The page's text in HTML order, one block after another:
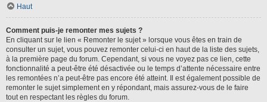
Haut
Comment puis-je remonter mes sujets ?
En cliquant sur le lien « Remonter le sujet » lorsque vous êtes en train de
consulter un sujet, vous pouvez remonter celui-ci en haut de la liste des sujets,
à la première page du forum. Cependant, si vous ne voyez pas ce lien, cette
fonctionnalité a peut-être été désactivée ou le temps d’attente nécessaire entre
les remontées n’a peut-être pas encore été atteint. Il est également possible de
remonter le sujet simplement en y répondant, mais assurez-vous de le faire
tout en respectant les règles du forum.